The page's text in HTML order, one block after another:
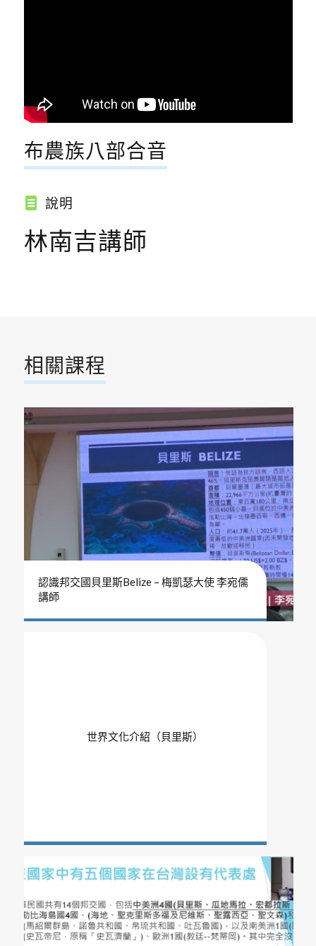
布農族八部合音
說明
林南吉講師
相關課程
認識邦交國貝里斯Belize – 梅凱瑟大使 李宛儒
講師
世界文化介紹（貝里斯）